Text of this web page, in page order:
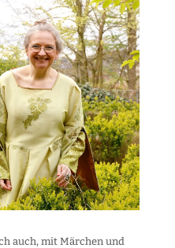
auch, mit Märchen und